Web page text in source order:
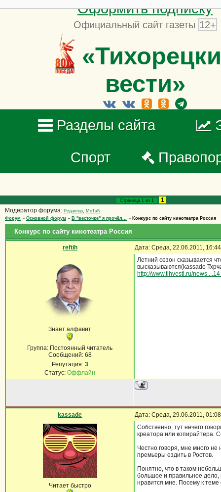
Оформить подписку
Официальный сайт газеты 12+
вести»
Разделы сайта
Спорт
Страница 1 из 1
1
Модератор форума: Редактор, MeTaN
Форум » Основной форум » В "весточке" я прочёл... » Конкурс по сайту кинотеатра Россия
Конкурс по сайту кинотеатра Россия
reftih Дата: Среда, 22.06.2011,
Знает алфавит
Группа: Постоянный читатель
Сообщений: 68
Репутация: 3
Статус:Оффлайн
Летний сезон сказывается
высказываются(kassade
http://www.tihvesti.ru/
kassade Дата: Среда, 29.06.2011,
Читает быстро
Собственно, тут нечего
креатора или копирайтера.
Честно говоря, мне много
премьеры ездить в Ростов.
Понятно, что в таком
большое и правильное дело,
нравится мне. Посему к